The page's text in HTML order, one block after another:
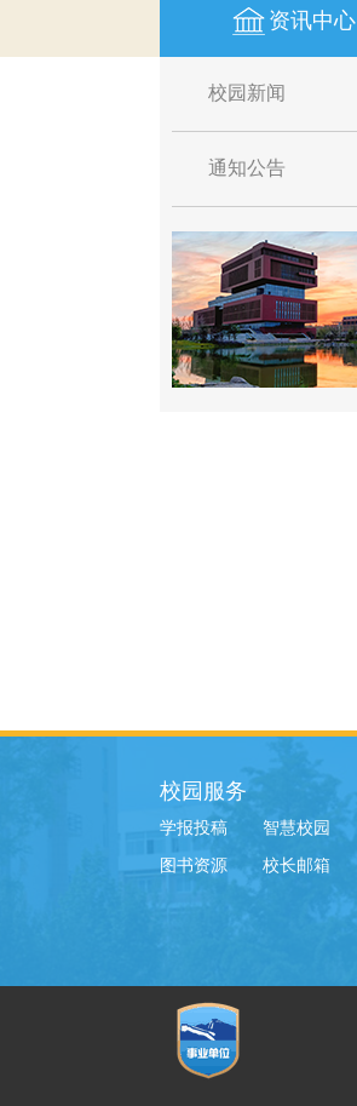
资讯中心
校园新闻
通知公告
校园服务
学报投稿 智慧校园
图书资源 校长邮箱